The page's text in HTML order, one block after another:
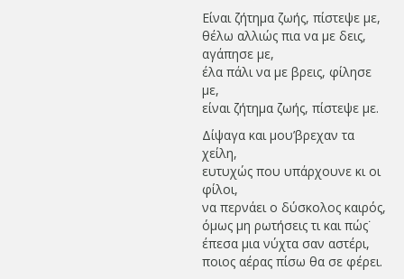
Είναι ζήτημα ζωής, πίστεψε με,
θέλω αλλιώς πια να με δεις,
αγάπησε με,
έλα πάλι να με βρεις, φίλησε
με,
είναι ζήτημα ζωής, πίστεψε με.
Δίψαγα και μου’βρεχαν τα
χείλη,
ευτυχώς που υπάρχουνε κι οι
φίλοι,
να περνάει ο δύσκολος καιρός,
όμως μη ρωτήσεις τι και πώς˙
έπεσα μια νύχτα σαν αστέρι,
ποιος αέρας πίσω θα σε φέρει.